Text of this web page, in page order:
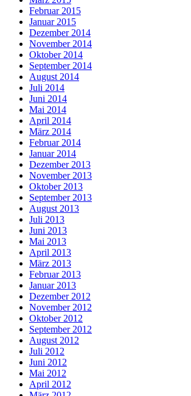
Februar 2015
Januar 2015
Dezember 2014
November 2014
Oktober 2014
September 2014
August 2014
Juli 2014
Juni 2014
Mai 2014
April 2014
März 2014
Februar 2014
Januar 2014
Dezember 2013
November 2013
Oktober 2013
September 2013
August 2013
Juli 2013
Juni 2013
Mai 2013
April 2013
März 2013
Februar 2013
Januar 2013
Dezember 2012
November 2012
Oktober 2012
September 2012
August 2012
Juli 2012
Juni 2012
Mai 2012
April 2012